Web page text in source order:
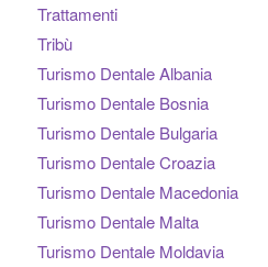
Trattamenti
Tribù
Turismo Dentale Albania
Turismo Dentale Bosnia
Turismo Dentale Bulgaria
Turismo Dentale Croazia
Turismo Dentale Macedonia
Turismo Dentale Malta
Turismo Dentale Moldavia